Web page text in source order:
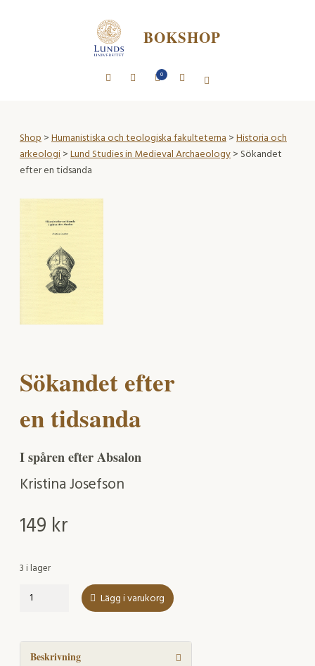
BOKSHOP
0
Shop>Humanistiska och teologiska fakulteterna>Historia och
arkeologi>Lund Studies in Medieval Archaeology> Sökandet
efter en tidsanda
Sökandet efter
en tidsanda
I spåren efter Absalon
Kristina Josefson
149 kr
3 i lager
Sökandet
tidsanda
mängd
Lägg i varukorg
Beskrivning